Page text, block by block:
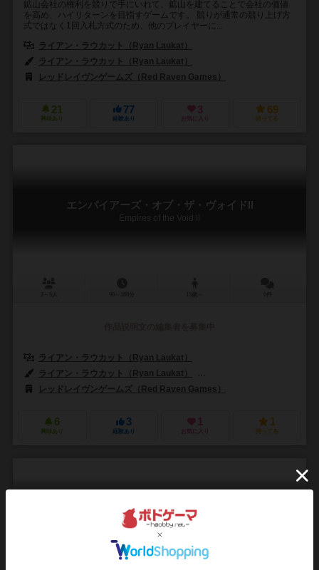
鉱山会社の権利を競りで手にいれて、鉱山を建てることで会社の価値
を高め、ハイリターンを目指すゲームです。 競りが通常の競り上げ方
式ではなく1回入札方式のため、他のプレイヤーに...
ライアン・ラウカット（Ryan Laukat）
ライアン・ラウカット（Ryan Laukat）
レッドレイヴンゲームズ（Red Raven Games）
21
興味あり
77
経験あり
3
お気に入り
69
持ってる
エンパイアーズ・オブ・ザ・ヴォイドⅡ
Empires of the Void II
ライアン・ラウカット（Ryan Laukat）
ライアン・ラウカット（Ryan Laukat）
レッドレイヴンゲームズ（Red Raven Games）
6
興味あり
3
経験あり
1
お気に入り
1
持ってる
ヘブン
Haven